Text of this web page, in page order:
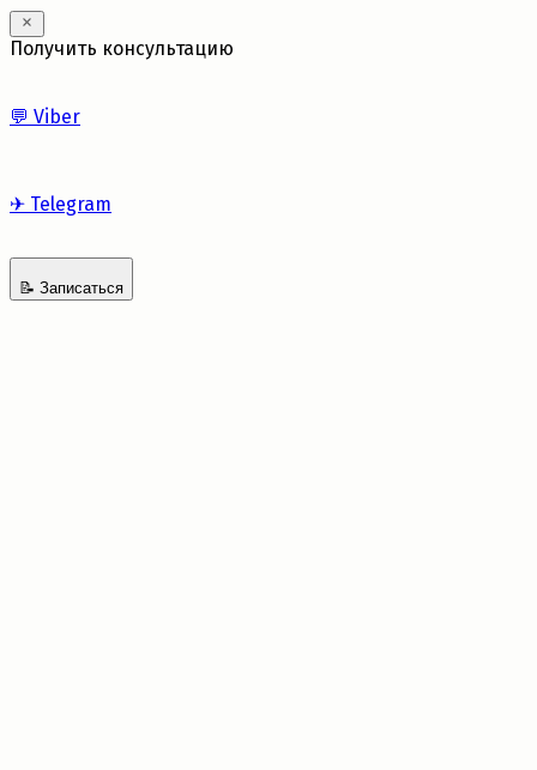
Получить консультацию
💬 Viber
✈ Telegram
📝 Записаться